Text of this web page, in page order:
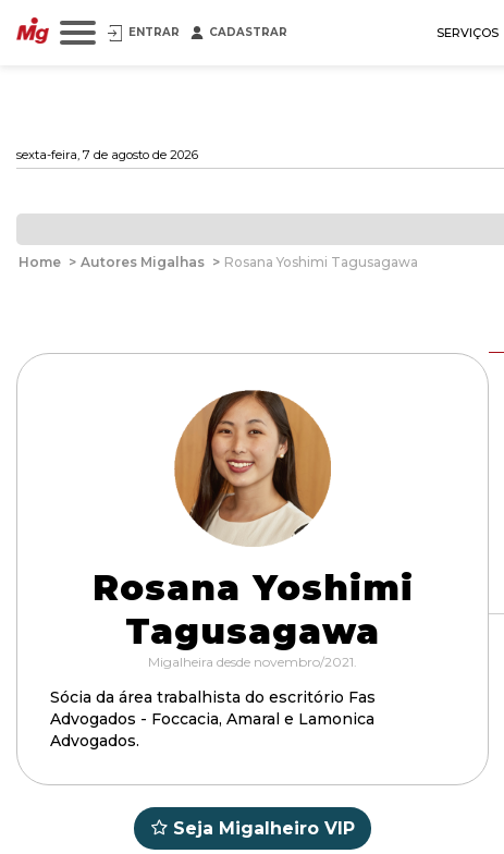
ENTRAR CADASTRAR SERVIÇOS
sexta-feira, 7 de agosto de 2026
Home > Autores Migalhas > Rosana Yoshimi Tagusagawa
Rosana Yoshimi
Tagusagawa
Migalheira desde novembro/2021.
Sócia da área trabalhista do escritório Fas
Advogados - Foccacia, Amaral e Lamonica
Advogados.
Seja Migalheiro VIP